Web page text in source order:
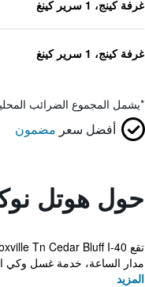
غرفة كينج، 1 سرير كينغ
غرفة كينج، 1 سرير كينغ
*يشمل المجموع الضرائب
أفضل سعر مضمون
حول هوتل
مدار الساعة، خدمة غسل وكي
المزيد